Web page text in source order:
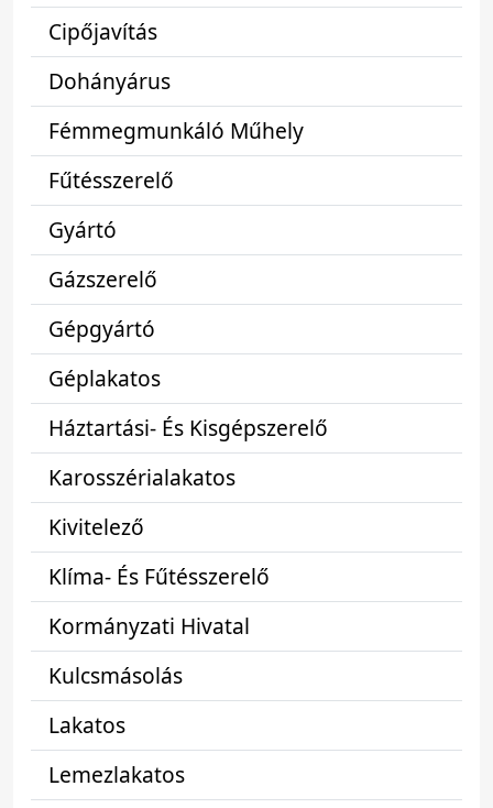
Cipőjavítás
Dohányárus
Fémmegmunkáló Műhely
Fűtésszerelő
Gyártó
Gázszerelő
Gépgyártó
Géplakatos
Háztartási- És Kisgépszerelő
Karosszérialakatos
Kivitelező
Klíma- És Fűtésszerelő
Kormányzati Hivatal
Kulcsmásolás
Lakatos
Lemezlakatos